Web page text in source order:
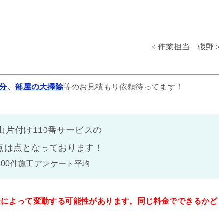
＜作業担当 磯野
、部屋の大掃除等のお見積もり依頼待ってます！
片付け110番サービスの
は点となっております！
件施工アンケート平均
よって変動する可能性があります。同じ料金でできるかど